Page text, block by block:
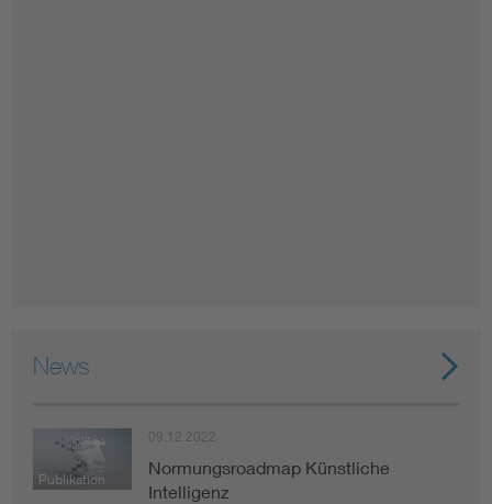
News
Publikation
09.12.2022
Normungsroadmap Künstliche
Intelligenz